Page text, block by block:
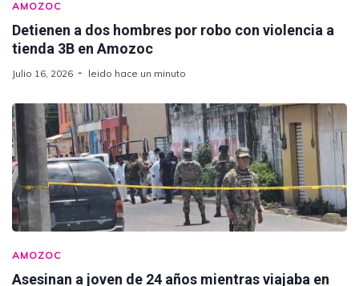
AMOZOC
Detienen a dos hombres por robo con violencia a
tienda 3B en Amozoc
Julio 16, 2026 leido hace un minuto
AMOZOC
Asesinan a joven de 24 años mientras viajaba en